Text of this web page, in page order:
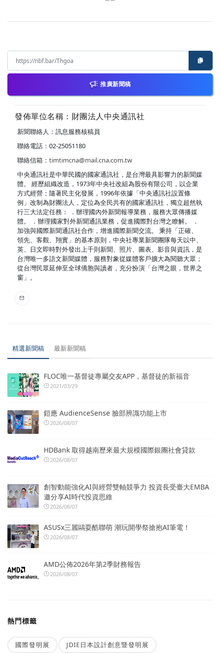
推廣新聞稿
發佈單位名稱：財團法人中央通訊社
新聞聯絡人：訊息服務核稿員
聯絡電話：02-25051180
聯絡信箱： timtimcna@mail.cna.com.tw
中央通訊社是中華民國的國家通訊社，是台灣最具影響力的新聞媒
體。 經歷組織改造，1973年中央社改組為股份有限公司，以企業
方式經營；隨著民主化發展，1996年依據「中央通訊社設置條
例」改制為財團法人，定位為全民共有的國家通訊社，獨立超然執
行三大法定任務： ．辦理國內外新聞報導業務，服務大眾傳播媒
體。 ．辦理國家對外新聞通訊業務，促進國際對台灣之瞭解。 ．
加強與國際新聞通訊社合作，增進國際新聞交流。 秉持「正確、
領先、客觀、翔實」的基本原則，中央社專業新聞團隊每天以中、
英、日文即時對外發出上千則新聞、照片、圖表、影音與資訊，是
台灣唯一多語文新聞媒體，服務對象從媒體客戶擴大為閱聽大眾；
從台灣民眾延伸至全球僑胞與讀者，充分扮演「台灣之眼，世界之
窗」。
精選新聞稿 最新新聞稿
FLOC唯一基督徒專屬交友APP，基督徒的新福音
2021/03/29
鎧應 AudienceSense 臉部辨識功能上市
2026/08/07
HDBank 取得越南歷來最大規模國際銀團社會貸款
2026/08/07
創智動能強化AI與經營雙軸競爭力 投資長受臺大EMBA
邀分享AI時代投資思維
2026/08/07
ASUSx三麗鷗耍酷聯萌 潮玩開學祭搶抱AI筆電！
2026/08/07
AMD公佈2026年第2季財務報告
2026/08/07
熱門標籤
國際發明展 JDIE日本設計創意暨發明展